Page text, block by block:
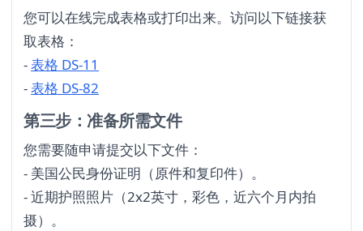
您可以在线完成表格或打印出来。访问以下链接获
取表格：
-表格 DS-11
-表格 DS-82
第三步：准备所需文件
您需要随申请提交以下文件：
- 美国公民身份证明（原件和复印件）。
- 近期护照照片（2x2英寸，彩色，近六个月内拍
摄）。